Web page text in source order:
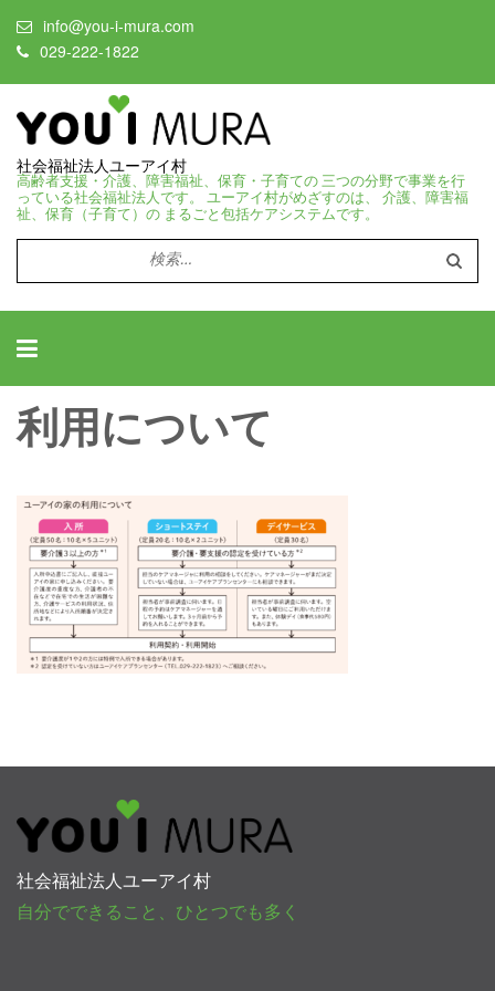
info@you-i-mura.com
029-222-1822
社会福祉法人ユーアイ村
高齢者支援・介護、障害福祉、保育・子育ての 三つの分野で事業を行
っている社会福祉法人です。 ユーアイ村がめざすのは、 介護、障害福
祉、保育（子育て）の まるごと包括ケアシステムです。
検
索:
利用について
社会福祉法人ユーアイ村
自分でできること、ひとつでも多く